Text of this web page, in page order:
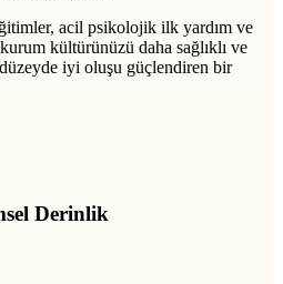
acil psikolojik ilk yardım ve
kültürünüzü daha sağlıklı ve
iyi oluşu güçlendiren bir
Derinlik